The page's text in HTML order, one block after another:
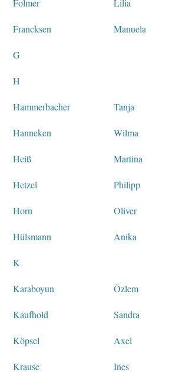
Folmer Lilia
Francksen Manuela
G
H
Hammerbacher Tanja
Hanneken Wilma
Heiß Martina
Hetzel Philipp
Horn Oliver
Hülsmann Anika
K
Karaboyun Özlem
Kaufhold Sandra
Köpsel Axel
Krause Ines